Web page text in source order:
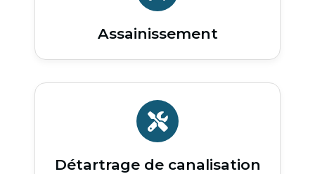
Assainissement
Détartrage de canalisation